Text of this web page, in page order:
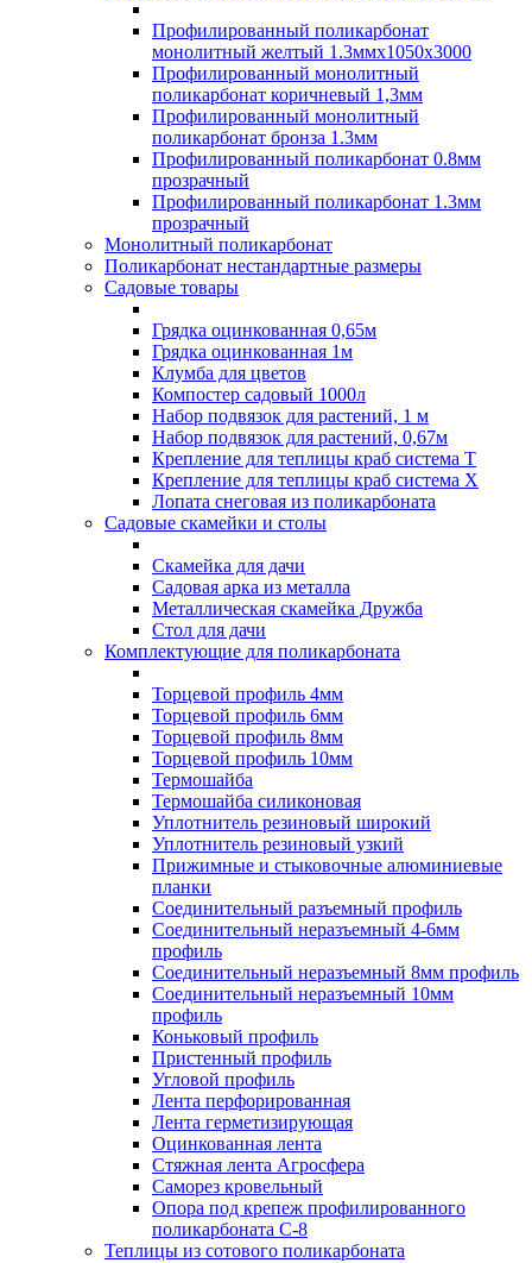
Профилированный поликарбонат
монолитный желтый 1.3ммх1050х3000
Профилированный монолитный
поликарбонат коричневый 1,3мм
Профилированный монолитный
поликарбонат бронза 1.3мм
Профилированный поликарбонат 0.8мм
прозрачный
Профилированный поликарбонат 1.3мм
прозрачный
Монолитный поликарбонат
Поликарбонат нестандартные размеры
Садовые товары
Грядка оцинкованная 0,65м
Грядка оцинкованная 1м
Клумба для цветов
Компостер садовый 1000л
Набор подвязок для растений, 1 м
Набор подвязок для растений, 0,67м
Крепление для теплицы краб система Т
Крепление для теплицы краб система Х
Лопата снеговая из поликарбоната
Садовые скамейки и столы
Скамейка для дачи
Садовая арка из металла
Металлическая скамейка Дружба
Стол для дачи
Комплектующие для поликарбоната
Торцевой профиль 4мм
Торцевой профиль 6мм
Торцевой профиль 8мм
Торцевой профиль 10мм
Термошайба
Термошайба силиконовая
Уплотнитель резиновый широкий
Уплотнитель резиновый узкий
Прижимные и стыковочные алюминиевые
планки
Соединительный разъемный профиль
Соединительный неразъемный 4-6мм
профиль
Соединительный неразъемный 8мм профиль
Соединительный неразъемный 10мм
профиль
Коньковый профиль
Пристенный профиль
Угловой профиль
Лента перфорированная
Лента герметизирующая
Оцинкованная лента
Стяжная лента Агросфера
Саморез кровельный
Опора под крепеж профилированного
поликарбоната С-8
Теплицы из сотового поликарбоната